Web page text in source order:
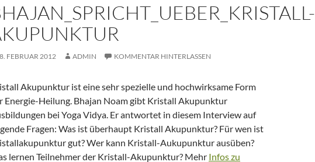
8. FEBRUAR 2012 ADMIN KOMMENTAR HINTERLASSEN
Akupunktur ist eine sehr spezielle und hochwirksame Form
Energie-Heilung. Bhajan Noam gibt Kristall Akupunktur
bei Yoga Vidya. Er antwortet in diesem Interview auf
Fragen: Was ist überhaupt Kristall Akupunktur? Für wen ist
gut? Wer kann Kristall-Aukupunktur ausüben?
lernen Teilnehmer der Kristall-Akupunktur? Mehr Infos zu